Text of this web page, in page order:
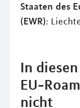
Staaten des
(EWR):
In
EU-
nicht